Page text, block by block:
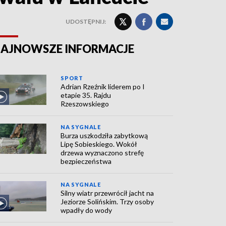
UDOSTĘPNIJ:
INFORMACJE
SPORT
Adrian Rzeźnik liderem po I
etapie 35. Rajdu
Rzeszowskiego
NA SYGNALE
Burza uszkodziła zabytkową
Lipę Sobieskiego. Wokół
drzewa wyznaczono strefę
bezpieczeństwa
NA SYGNALE
Silny wiatr przewrócił jacht na
Jeziorze Solińskim. Trzy osoby
wpadły do wody